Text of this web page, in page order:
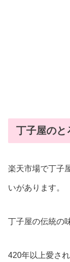
丁子屋のと
楽天市場で丁子
いがあります。
丁子屋の伝統の
420年以上愛さ